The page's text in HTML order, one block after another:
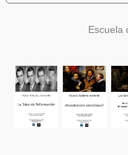
Escuela